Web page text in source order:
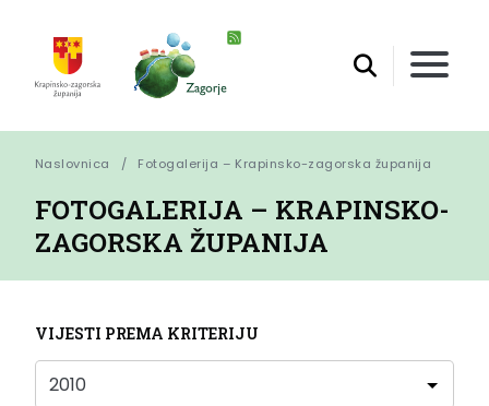
Naslovnica Fotogalerija – Krapinsko-zagorska županija
FOTOGALERIJA – KRAPINSKO-
ZAGORSKA ŽUPANIJA
VIJESTI PREMA KRITERIJU